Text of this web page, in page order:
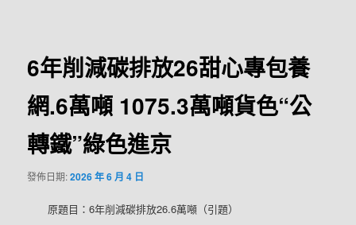
6年削減碳排放26甜心專包養
網.6萬噸 1075.3萬噸貨色“公
轉鐵”綠色進京
發佈日期:2026 年 6 月 4 日
原題目：6年削減碳排放26.6萬噸（引題）